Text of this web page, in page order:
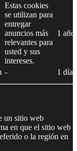
Estas cookies
se utilizan para
entregar
anuncios más
relevantes para
usted y sus
intereses.
1 año
- 1 día
un sitio web
en que el sitio web
o la región en